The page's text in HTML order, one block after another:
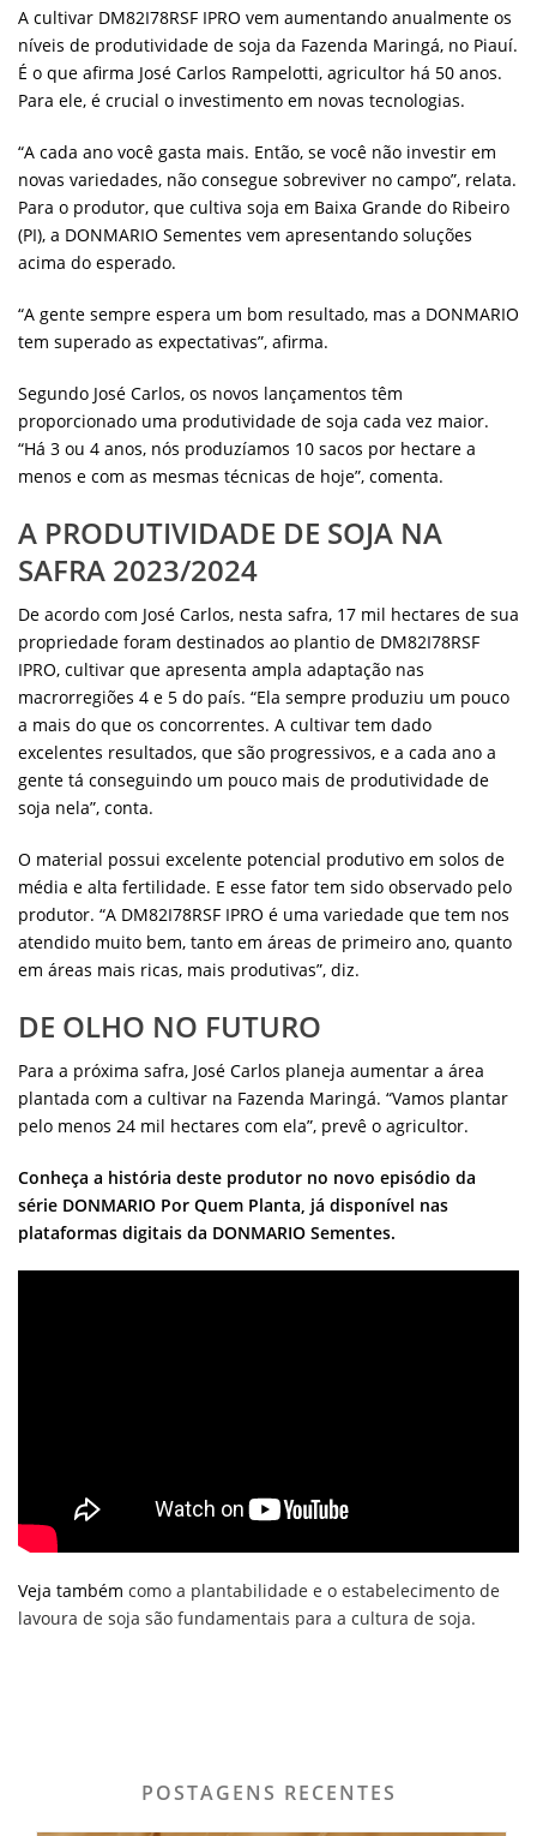
A cultivar DM82I78RSF IPRO vem aumentando anualmente os
níveis de produtividade de soja da Fazenda Maringá, no Piauí.
É o que afirma José Carlos Rampelotti, agricultor há 50 anos.
Para ele, é crucial o investimento em novas tecnologias.
“A cada ano você gasta mais. Então, se você não investir em
novas variedades, não consegue sobreviver no campo”, relata.
Para o produtor, que cultiva soja em Baixa Grande do Ribeiro
(PI), a DONMARIO Sementes vem apresentando soluções
acima do esperado.
“A gente sempre espera um bom resultado, mas a DONMARIO
tem superado as expectativas”, afirma.
Segundo José Carlos, os novos lançamentos têm
proporcionado uma produtividade de soja cada vez maior.
“Há 3 ou 4 anos, nós produzíamos 10 sacos por hectare a
menos e com as mesmas técnicas de hoje”, comenta.
A PRODUTIVIDADE DE SOJA NA
SAFRA 2023/2024
De acordo com José Carlos, nesta safra, 17 mil hectares de sua
propriedade foram destinados ao plantio de DM82I78RSF
IPRO, cultivar que apresenta ampla adaptação nas
macrorregiões 4 e 5 do país. “Ela sempre produziu um pouco
a mais do que os concorrentes. A cultivar tem dado
excelentes resultados, que são progressivos, e a cada ano a
gente tá conseguindo um pouco mais de produtividade de
soja nela”, conta.
O material possui excelente potencial produtivo em solos de
média e alta fertilidade. E esse fator tem sido observado pelo
produtor. “A DM82I78RSF IPRO é uma variedade que tem nos
atendido muito bem, tanto em áreas de primeiro ano, quanto
em áreas mais ricas, mais produtivas”, diz.
DE OLHO NO FUTURO
Para a próxima safra, José Carlos planeja aumentar a área
plantada com a cultivar na Fazenda Maringá. “Vamos plantar
pelo menos 24 mil hectares com ela”, prevê o agricultor.
Conheça a história deste produtor no novo episódio da
série DONMARIO Por Quem Planta, já disponível nas
plataformas digitais da DONMARIO Sementes.
Veja também como a plantabilidade e o estabelecimento de
lavoura de soja são fundamentais para a cultura de soja.
POSTAGENS RECENTES